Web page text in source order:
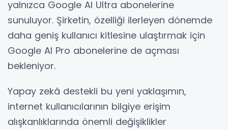
yalnızca Google AI Ultra abonelerine
sunuluyor. Şirketin, özelliği ilerleyen dönemde
daha geniş kullanıcı kitlesine ulaştırmak için
Google AI Pro abonelerine de açması
bekleniyor.
Yapay zekâ destekli bu yeni yaklaşımın,
internet kullanıcılarının bilgiye erişim
alışkanlıklarında önemli değişiklikler